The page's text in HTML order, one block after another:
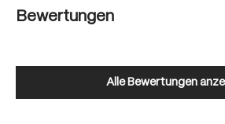
Bewertungen
Alle Bewertungen